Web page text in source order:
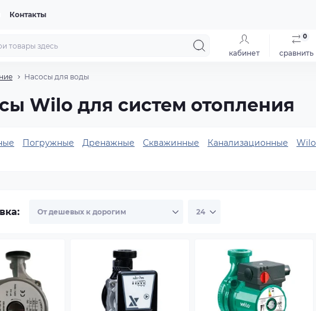
Контакты
кабинет сравнить
0
Насосы для воды
Wilo для систем отопления
Погружные Дренажные Скважинные Канализационные Wilo